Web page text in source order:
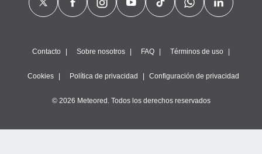
Contacto Sobre nosotros FAQ Términos de uso
Cookies Política de privacidad Configuración de privacidad
© 2026 Meteored. Todos los derechos reservados